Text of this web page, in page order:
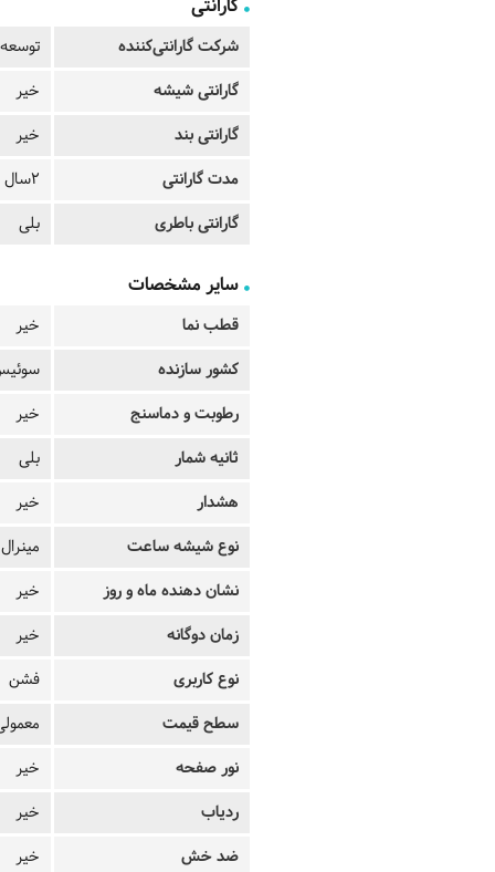
شرکت گارانتی‌کننده
گارانتی شیشه
خیر
گارانتی بند
خیر
مدت گارانتی
2سال
گارانتی باطری
بلی
سایر مشخصات
قطب نما
خیر
کشور سازنده
رطوبت و دماسنج
خیر
ثانیه شمار
بلی
هشدار
خیر
نوع شیشه ساعت
مینرال
نشان دهنده ماه و روز
خیر
زمان دوگانه
خیر
نوع کاربری
فشن
سطح قیمت
نور صفحه
خیر
ردیاب
خیر
ضد خش
خیر